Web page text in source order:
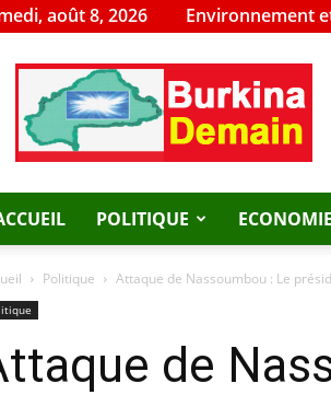
août 8, 2026 Environnement
Burkina
Demain
POLITIQUE ECONOMIE
Politique Attaque de Nassoumbou : Le
de